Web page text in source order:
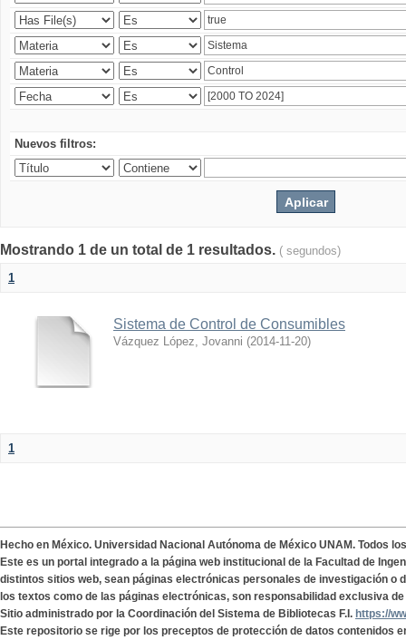
Nuevos filtros:
Mostrando 1 de un total de 1 resultados. ( segundos)
1
Sistema de Control de Consumibles
Vázquez López, Jovanni (2014-11-20)
1
Hecho en México. Universidad Nacional Autónoma de México UNAM. Todos
Este es un portal integrado a la página web institucional de la Facultad de
distintos sitios web, sean páginas electrónicas personales de investigación o
los textos como de las páginas electrónicas, son responsabilidad exclusiva
Sitio administrado por la Coordinación del Sistema de Bibliotecas F.I. https://
Este repositorio se rige por los preceptos de protección de datos contenidos